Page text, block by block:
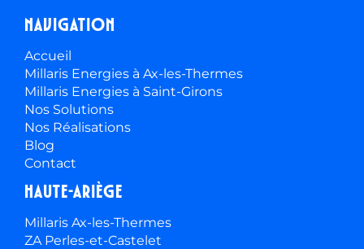
Navigation
Accueil
Millaris Energies à Ax-les-Thermes
Millaris Energies à Saint-Girons
Nos Solutions
Nos Réalisations
Blog
Contact
Haute-ariège
Millaris Ax-les-Thermes
ZA Perles-et-Castelet